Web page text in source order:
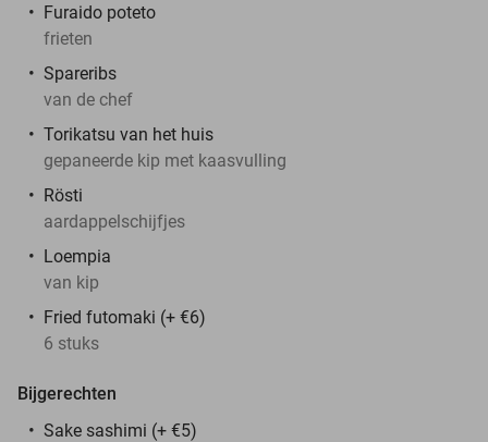
Furaido poteto
frieten
Spareribs
van de chef
Torikatsu van het huis
gepaneerde kip met kaasvulling
Rösti
aardappelschijfjes
Loempia
van kip
Fried futomaki (+ €6)
6 stuks
Bijgerechten
Sake sashimi (+ €5)